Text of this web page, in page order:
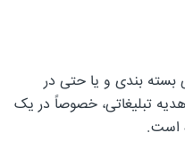
بسته بندی و یا حتی در
تبلیغاتی، خصوصاً در یک
است.